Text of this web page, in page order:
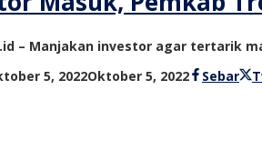
– Manjakan investor agar tertarik
5, 2022Oktober 5, 2022olehSebar